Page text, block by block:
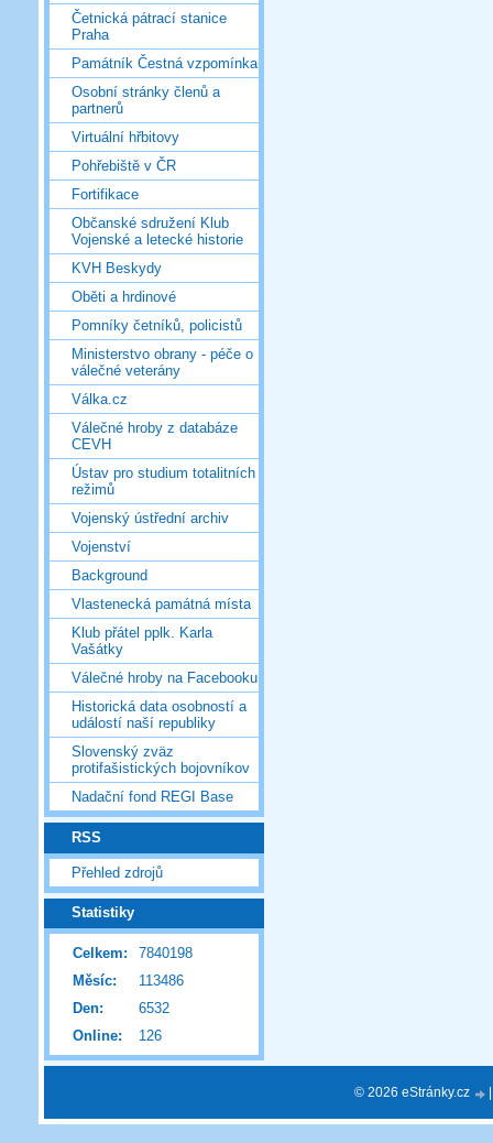
Četnická pátrací stanice
Praha
Památník Čestná vzpomínka
Osobní stránky členů a
partnerů
Virtuální hřbitovy
Pohřebiště v ČR
Fortifikace
Občanské sdružení Klub
Vojenské a letecké historie
KVH Beskydy
Oběti a hrdinové
Pomníky četníků, policistů
Ministerstvo obrany - péče o
válečné veterány
Válka.cz
Válečné hroby z databáze
CEVH
Ústav pro studium totalitních
režimů
Vojenský ústřední archiv
Vojenství
Background
Vlastenecká památná místa
Klub přátel pplk. Karla
Vašátky
Válečné hroby na Facebooku
Historická data osobností a
událostí naší republiky
Slovenský zväz
protifašistických bojovníkov
Nadační fond REGI Base
RSS
Přehled zdrojů
Statistiky
Online: 126
Celkem:
7840198
Měsíc:
113486
Den:
6532
© 2026 eStránky.cz